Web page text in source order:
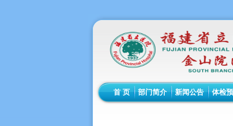
首 页 部门简介 新闻公告 体检